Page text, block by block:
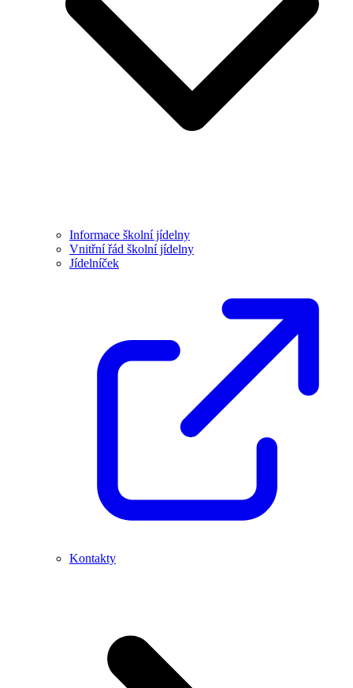
Informace školní jídelny
Vnitřní řád školní jídelny
Jídelníček
Kontakty